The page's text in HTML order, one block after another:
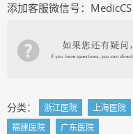
添加客服微信号：
分类： 浙江医院 上海医院
福建医院
广东医院